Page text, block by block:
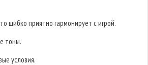
шибко приятно гармонирует с игрой.
тоны.
условия.